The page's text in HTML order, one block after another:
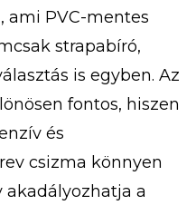
ami PVC-mentes
strapabíró,
is egyben. Az
fontos, hiszen
és
csizma könnyen
akadályozhatja a